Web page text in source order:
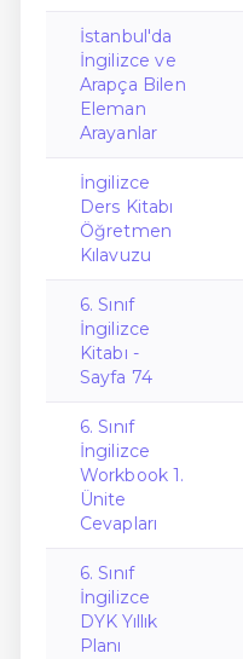
İstanbul'da
İngilizce ve
Arapça Bilen
Eleman
Arayanlar
İngilizce
Ders Kitabı
Öğretmen
Kılavuzu
6. Sınıf
İngilizce
Kitabı -
Sayfa 74
6. Sınıf
İngilizce
Workbook 1.
Ünite
Cevapları
6. Sınıf
İngilizce
DYK Yıllık
Planı